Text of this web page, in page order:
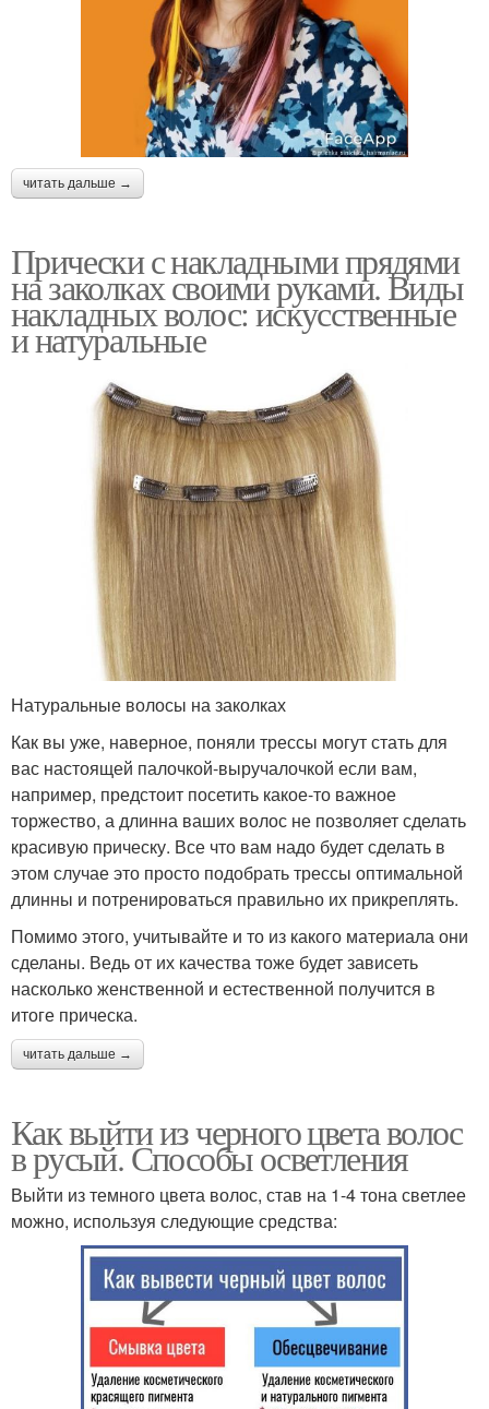
читать дальше →
Прически с накладными прядями
на заколках своими руками. Виды
накладных волос: искусственные
и натуральные
Натуральные волосы на заколках
Как вы уже, наверное, поняли трессы могут стать для
вас настоящей палочкой-выручалочкой если вам,
например, предстоит посетить какое-то важное
торжество, а длинна ваших волос не позволяет сделать
красивую прическу. Все что вам надо будет сделать в
этом случае это просто подобрать трессы оптимальной
длинны и потренироваться правильно их прикреплять.
Помимо этого, учитывайте и то из какого материала они
сделаны. Ведь от их качества тоже будет зависеть
насколько женственной и естественной получится в
итоге прическа.
читать дальше →
Как выйти из черного цвета волос
в русый. Способы осветления
Выйти из темного цвета волос, став на 1-4 тона светлее
можно, используя следующие средства: